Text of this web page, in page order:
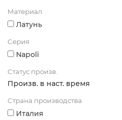
Материал
Латунь
Серия
Napoli
Статус произв.
Произв. в наст. время
Страна производства
Италия